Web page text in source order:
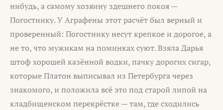
нибудь, а самому хозяину здешнего покоя —
Погостнику. У Аграфены этот расчёт был верный и
проверенный: Погостнику несут крепкое и дорогое, а
не то, что мужикам на поминках суют. Взяла Дарья
штоф хорошей казённой водки, пачку дорогих сигар,
которые Платон выписывал из Петербурга через
знакомого, и положила всё это под старой липой на
кладбищенском перекрёстке — там, где сходились